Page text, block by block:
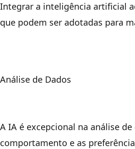
Integrar a inteligência artificial
que podem ser adotadas para
Análise de Dados
A IA é excepcional na análise
comportamento e as